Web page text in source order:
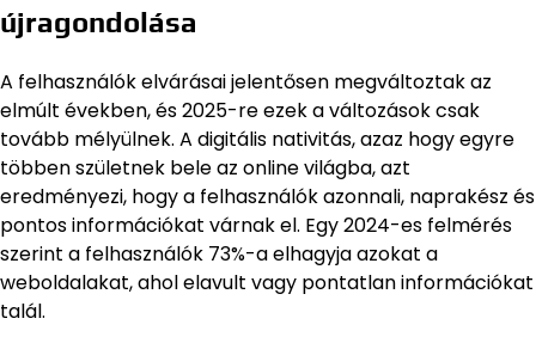
újragondolása
A felhasználók elvárásai jelentősen megváltoztak az
elmúlt években, és 2025-re ezek a változások csak
tovább mélyülnek. A digitális nativitás, azaz hogy egyre
többen születnek bele az online világba, azt
eredményezi, hogy a felhasználók azonnali, naprakész és
pontos információkat várnak el. Egy 2024-es felmérés
szerint a felhasználók 73%-a elhagyja azokat a
weboldalakat, ahol elavult vagy pontatlan információkat
talál.